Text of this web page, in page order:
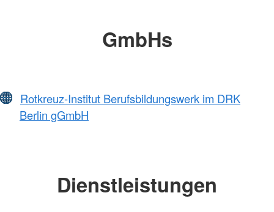
GmbHs
Rotkreuz-Institut Berufsbildungswerk im DRK
Berlin gGmbH
Dienstleistungen